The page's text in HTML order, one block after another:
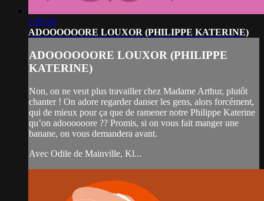
1:05:36
ADOOOOOORE LOUXOR (PHILIPPE KATERINE)
ADOOOOOORE LOUXOR (PHILIPPE
KATERINE)
Non, on ne veut plus travailler chez Madame Arthur, plutôt
chanter ! On adore regarder danser les gens, alors forcément,
qui de mieux pour ça que de ramener notre Philippe Katerine
qu’on adoooooore ?? Promis, si on vous fait manger une
banane, on vous demandera avant.
Avec Odile de Mainville, Kl...